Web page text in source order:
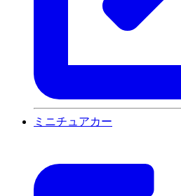
ミニチュアカー